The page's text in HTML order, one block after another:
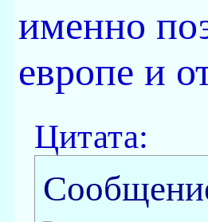
именно
европе и
Цитата: